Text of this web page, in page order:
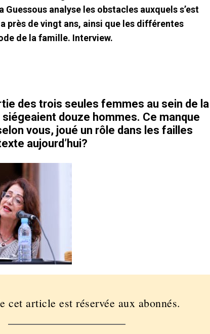
Guessous analyse les obstacles auxquels s’est
près de vingt ans, ainsi que les différentes
de la famille. Interview.
des trois seules femmes au sein de la
douze hommes. Ce manque
vous, joué un rôle dans les failles
aujourd’hui?
cet article est réservée aux abonnés.